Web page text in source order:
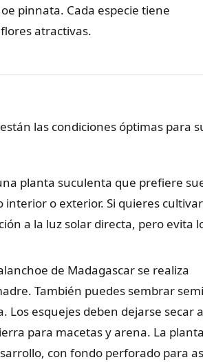
pinnata. Cada especie tiene
atractivas.
las condiciones óptimas para
planta suculenta que prefiere
interior o exterior. Si quieres
a la luz solar directa, pero evita
de Madagascar se realiza
También puedes sembrar
esquejes deben dejarse secar
para macetas y arena. La planta
con fondo perforado para